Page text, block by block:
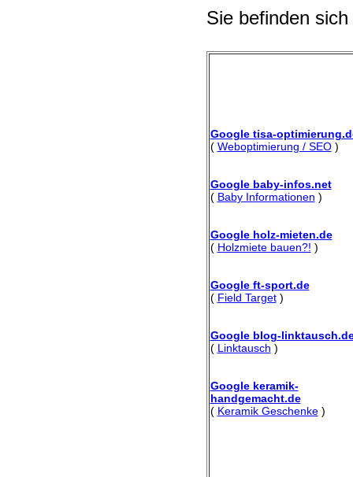
Sie befinden
Google tisa-
( Weboptimierung / SEO)
Google baby-infos.net
( Baby Informationen )
Google holz-mieten.de
( Holzmiete bauen?! )
Google ft-sport.de
( Field Target)
Google blog-
( Linktausch )
Google keramik-
handgemacht.de
( Keramik Geschenke)